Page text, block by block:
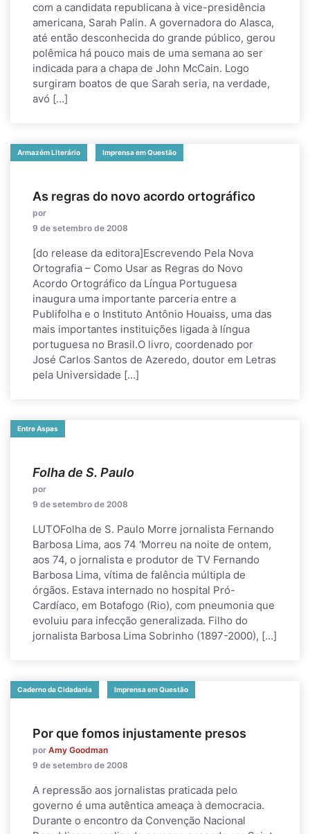
com a candidata republicana à vice-presidência
americana, Sarah Palin. A governadora do Alasca,
até então desconhecida do grande público, gerou
polêmica há pouco mais de uma semana ao ser
indicada para a chapa de John McCain. Logo
surgiram boatos de que Sarah seria, na verdade,
avó […]
Armazém Literário Imprensa em Questão
As regras do novo acordo ortográfico
por
9 de setembro de 2008
[do release da editora]Escrevendo Pela Nova
Ortografia – Como Usar as Regras do Novo
Acordo Ortográfico da Língua Portuguesa
inaugura uma importante parceria entre a
Publifolha e o Instituto Antônio Houaiss, uma das
mais importantes instituições ligada à língua
portuguesa no Brasil.O livro, coordenado por
José Carlos Santos de Azeredo, doutor em Letras
pela Universidade […]
Entre Aspas
Folha de S. Paulo
por
9 de setembro de 2008
LUTOFolha de S. Paulo Morre jornalista Fernando
Barbosa Lima, aos 74 ‘Morreu na noite de ontem,
aos 74, o jornalista e produtor de TV Fernando
Barbosa Lima, vítima de falência múltipla de
órgãos. Estava internado no hospital Pró-
Cardíaco, em Botafogo (Rio), com pneumonia que
evoluiu para infecção generalizada. Filho do
jornalista Barbosa Lima Sobrinho (1897-2000), […]
Caderno da Cidadania Imprensa em Questão
Por que fomos injustamente presos
por Amy Goodman
9 de setembro de 2008
A repressão aos jornalistas praticada pelo
governo é uma autêntica ameaça à democracia.
Durante o encontro da Convenção Nacional